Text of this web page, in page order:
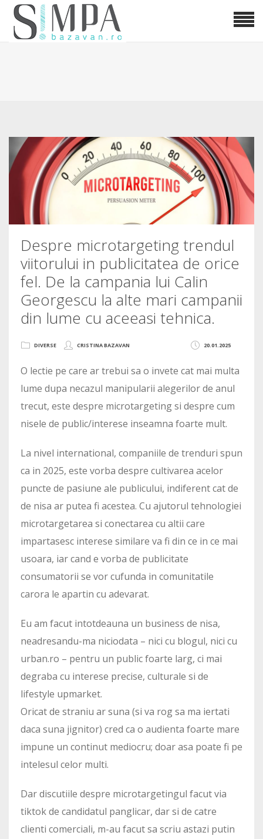
Despre microtargeting trendul
viitorului in publicitatea de orice
fel. De la campania lui Calin
Georgescu la alte mari campanii
din lume cu aceeasi tehnica.
20.01.2025
DIVERSE CRISTINA BAZAVAN
O lectie pe care ar trebui sa o invete cat mai multa
lume dupa necazul manipularii alegerilor de anul
trecut, este despre microtargeting si despre cum
nisele de public/interese inseamna foarte mult.
La nivel international, companiile de trenduri spun
ca in 2025, este vorba despre cultivarea acelor
puncte de pasiune ale publicului, indiferent cat de
de nisa ar putea fi acestea. Cu ajutorul tehnologiei
microtargetarea si conectarea cu altii care
impartasesc interese similare va fi din ce in ce mai
usoara, iar cand e vorba de publicitate
consumatorii se vor cufunda in comunitatile
carora le apartin cu adevarat.
Eu am facut intotdeauna un business de nisa,
neadresandu-ma niciodata – nici cu blogul, nici cu
urban.ro – pentru un public foarte larg, ci mai
degraba cu interese precise, culturale si de
lifestyle upmarket.
Oricat de straniu ar suna (si va rog sa ma iertati
daca suna jignitor) cred ca o audienta foarte mare
impune un continut mediocru; doar asa poate fi pe
intelesul celor multi.
Dar discutiile despre microtargetingul facut via
tiktok de candidatul panglicar, dar si de catre
clienti comerciali, m-au facut sa scriu astazi putin